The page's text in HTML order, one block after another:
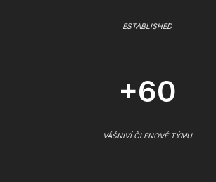
ESTABLISHED
+60
VÁŠNIVÍ ČLENOVÉ TÝMU